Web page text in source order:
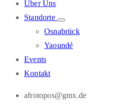
Über Uns
Standorte
Osnabrück
Yaoundé
Events
Kontakt
afrotopos@gmx.de